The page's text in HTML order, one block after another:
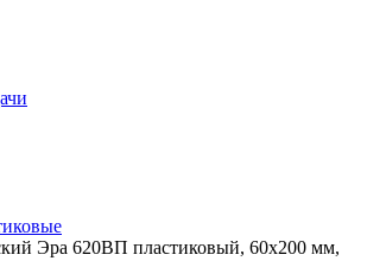
Эра 620ВП пластиковый, 60х200 мм,